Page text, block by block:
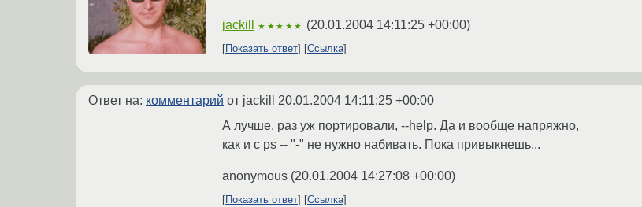
jackill ★★★★★ (20.01.2004 14:11:25 +00:00)
Показать ответ Ссылка
Ответ на: комментарий от jackill 20.01.2004 14:11:25 +00:00
А лучше, раз уж портировали, --help. Да и вообще напряжно,
как и с ps -- "-" не нужно набивать. Пока привыкнешь...
anonymous (20.01.2004 14:27:08 +00:00)
Показать ответ Ссылка